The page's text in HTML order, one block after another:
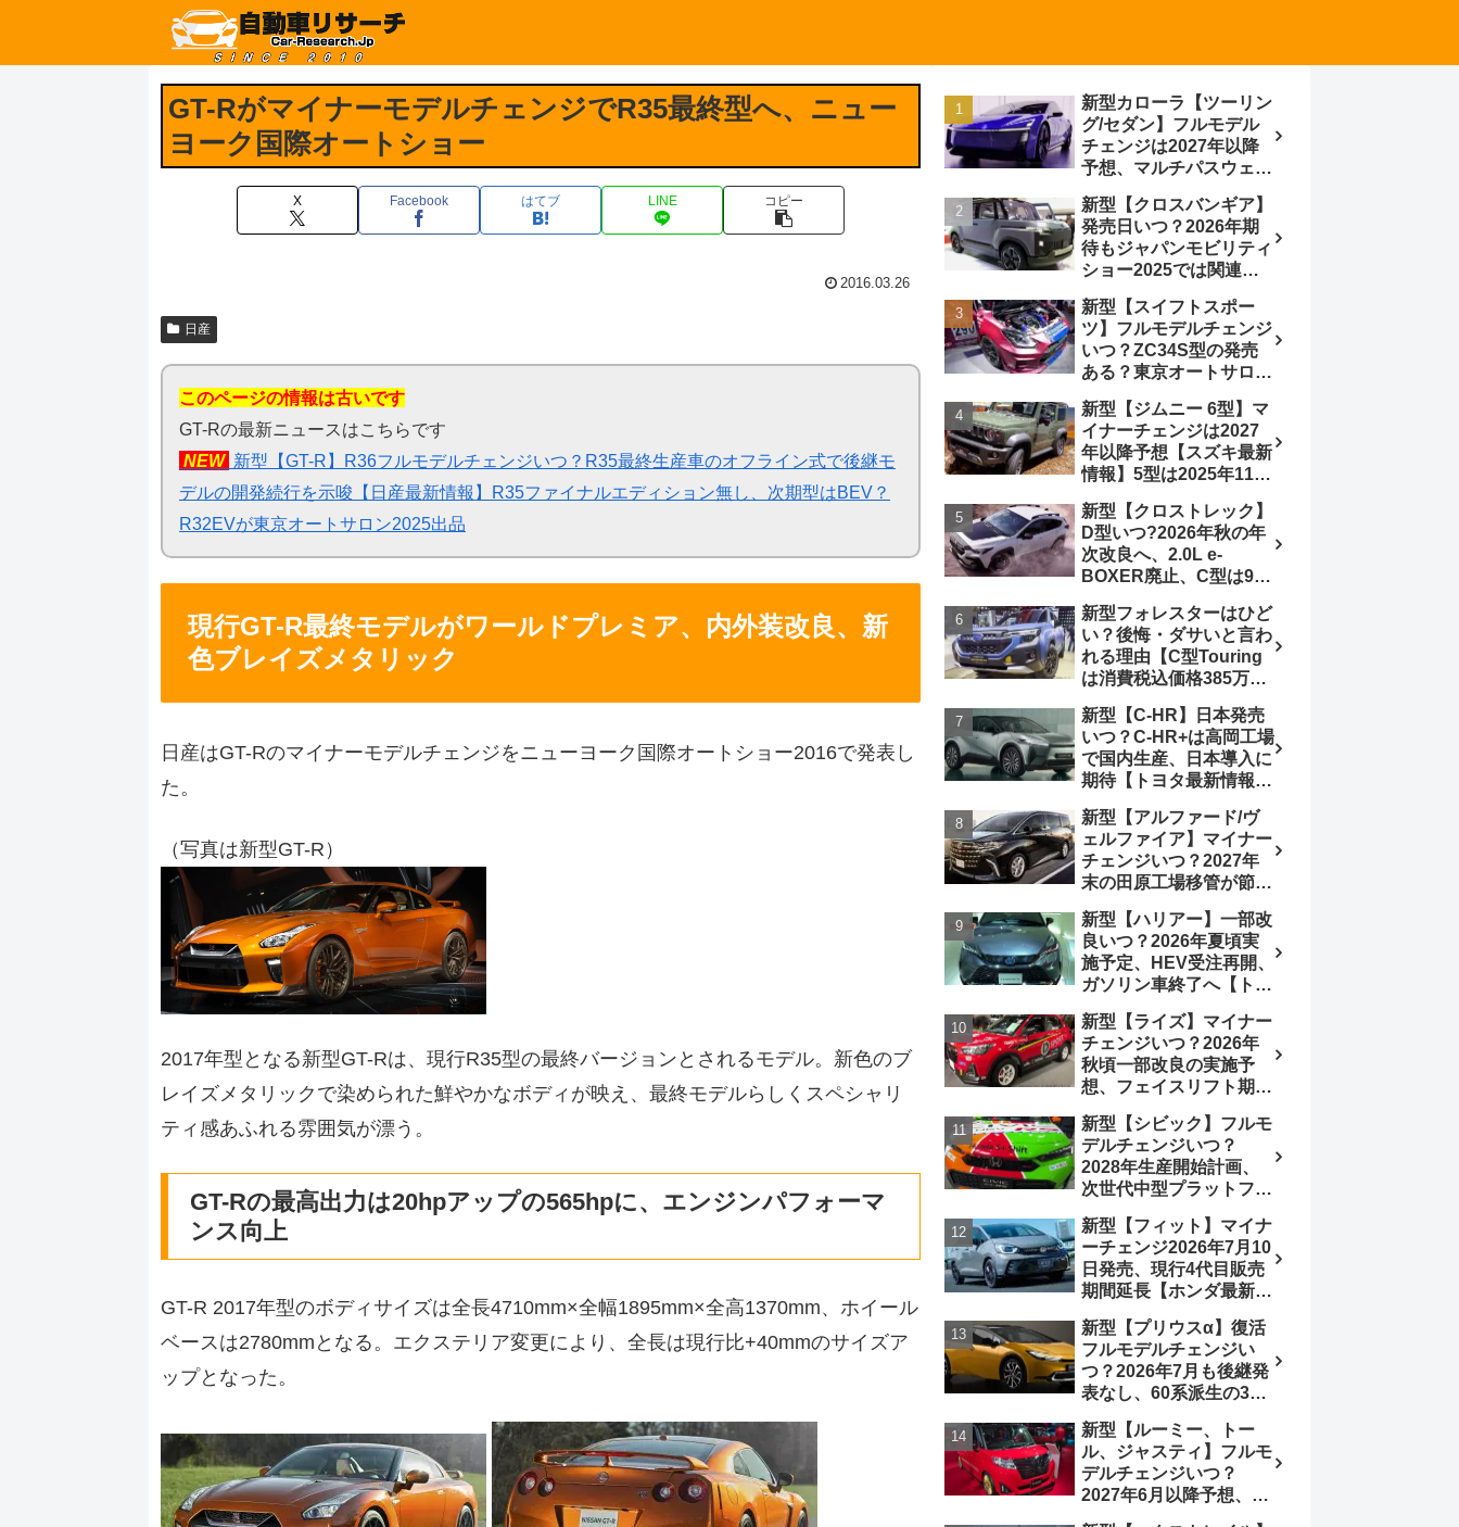
GT-RがマイナーモデルチェンジでR35最終型へ、ニュー
ヨーク国際オートショー
X Facebook はてブ LINE コピー
2016.03.26
日産
このページの情報は古いです
GT-Rの最新ニュースはこちらです
NEW 新型【GT-R】R36フルモデルチェンジいつ？R35最終生産車のオフライン式で後継モ
デルの開発続行を示唆【日産最新情報】R35ファイナルエディション無し、次期型はBEV？
R32EVが東京オートサロン2025出品
現行GT-R最終モデルがワールドプレミア、内外装改良、新
色ブレイズメタリック
日産はGT-Rのマイナーモデルチェンジをニューヨーク国際オートショー2016で発表し
た。
（写真は新型GT-R）
2017年型となる新型GT-Rは、現行R35型の最終バージョンとされるモデル。新色のブ
レイズメタリックで染められた鮮やかなボディが映え、最終モデルらしくスペシャリ
ティ感あふれる雰囲気が漂う。
GT-Rの最高出力は20hpアップの565hpに、エンジンパフォーマ
ンス向上
GT-R 2017年型のボディサイズは全長4710mm×全幅1895mm×全高1370mm、ホイール
ベースは2780mmとなる。エクステリア変更により、全長は現行比+40mmのサイズア
ップとなった。
新型カローラ【ツーリン
グ/セダン】フルモデル
チェンジは2027年以降
予想、マルチパスウェイ
BEVからの派生で新開発
小型エンジン搭載の
HEV/PHEV、ギガキャ
ストの採用は無しか【ト
ヨタ最新情報】60周年記
念車発売
新型【クロスバンギア】
発売日いつ？2026年期
待もジャパンモビリティ
ショー2025では関連モ
最新情報】ベース車ノ
ア/ヴォクシーの台湾生
産開始に注目、「ギア」
のほか「コア」と「ツー
ル」、デリカD:5対抗の
クロスオーバーSUVミニ
バン
新型【スイフトスポー
ツ】フルモデルチェンジ
いつ？ZC34S型の発売
ある？東京オートサロン
エロー レヴはスイスポ
コンセプトか？ハイブリ
ッド化/重量増/価格アッ
プが争点【スズキ最新情
報】特別仕様車
「ZC33S Final
Edition」終了
新型【ジムニー 6型】マ
イナーチェンジは2027
年以降予想【スズキ最新
情報】5型は2025年11月
ACC・スズキコネクト
採用
新型【クロストレック】
D型いつ?2026年秋の年
次改良へ、2.0L e-
BOXER廃止、C型は9月
ーボ採用予想【スバル最
新情報】
新型フォレスターはひど
い？後悔・ダサいと言わ
れる理由【C型Touring
は消費税込価格385万円
19.1km/L、納期4～5か
月】ナビUI・冬用タイ
ヤ・ウィルダネス日本発
売は？カーオブザイヤー
とJNCAP大賞受賞後も
残る注意点
新型【C-HR】日本発売
いつ？C-HR+は高岡工場
で国内生産、日本導入に
期待【トヨタ最新情報】
売、2代目HEV・PHEV
は日本未導入
新型【アルファード/ヴ
ェルファイア】マイナー
チェンジいつ？2027年
末の田原工場移管が節目
のフェイスリフト予想
【トヨタ最新情報】
2026年6月一部改良済
み、消費税込価格559万
9000円から
新型【ハリアー】一部改
良いつ？2026年夏頃実
施予定、HEV受注再開、
ガソリン車終了へ【トヨ
チェンジ2027年以降予
想
新型【ライズ】マイナー
チェンジいつ？2026年
秋頃一部改良の実施予
想、フェイスリフト期
2～3ヵ月に短縮【ダイハ
ツ最新情報】前回改良は
2024年11月5日、価格
180.07～244.2万円、値
上げ約8～10万円、法規
対応、ハイブリッド
4WD追加まだ、フルモ
デルチェンジはトヨタが
介入か
新型【シビック】フルモ
デルチェンジいつ？
2028年生産開始計画、
次世代中型プラットフォ
搭載予想【ホンダ最新情
報】Honda S+ Shiftは現
行e:HEV RS 消費税込
4,659,600円で先行導入
新型【フィット】マイナ
ーチェンジ2026年7月10
日発売、現行4代目販売
期間延長【ホンダ最新情
いつ？フルモデルチェン
ジは2029年頃まで遅れ
る予想
新型【プリウスα】復活
フルモデルチェンジい
つ？2026年7月も後継発
表なし、60系派生の3列
発売される可能性は【ト
ヨタ最新情報デザイン予
想画像】スライドドア装
備の要望も
新型【ルーミー、トー
ル、ジャスティ】フルモ
デルチェンジいつ？
2027年6月以降予想、ビ